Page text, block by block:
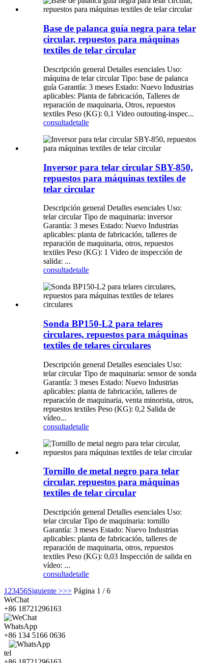
Base de palanca guía negra para telar
circular, repuestos para máquinas
textiles de telar circular
Descripción general Detalles esenciales Uso:
máquina de telar circular Tipo: base de palanca
guía Garantía: 3 meses Estado: Nuevo Industrias
aplicables: Planta de fabricación, Talleres de
reparación de maquinaria, Otros, repuestos
textiles Peso (KG): 0,1 Video outouting-inspec...
consultadetalle
Inversor para telar circular SBY-850,
repuestos para máquinas textiles de
telar circular
Descripción general Detalles esenciales Uso:
telar circular Tipo de maquinaria: inversor
Garantía: 3 meses Estado: Nuevo Industrias
aplicables: planta de fabricación, talleres de
reparación de maquinaria, otros, repuestos
textiles Peso (KG): 1 Video de inspección de
salida: ...
consultadetalle
Sonda BP150-L2 para telares
circulares, repuestos para máquinas
textiles de telares circulares
Descripción general Detalles esenciales Uso:
telar circular Tipo de maquinaria: sensor de sonda
Garantía: 3 meses Estado: Nuevo Industrias
aplicables: planta de fabricación, talleres de
reparación de maquinaria, venta minorista, otros,
repuestos textiles Peso (KG): 0,2 Salida de
vídeo...
consultadetalle
Tornillo de metal negro para telar
circular, repuestos para máquinas
textiles de telar circular
Descripción general Detalles esenciales Uso:
telar circular Tipo de maquinaria: tornillo
Garantía: 3 meses Estado: Nuevo Industrias
aplicables: planta de fabricación, talleres de
reparación de maquinaria, otros, repuestos
textiles Peso (KG): 0,03 Inspección de salida en
vídeo: ...
consultadetalle
1 23456Siguiente >>> Página 1 / 6
WeChat
+86 18721296163
WhatsApp
+86 134 5166 0636
tel